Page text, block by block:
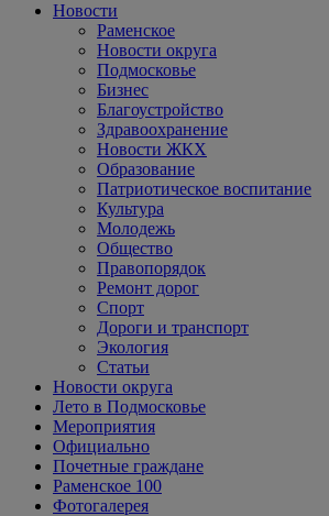
Новости
Раменское
Новости округа
Подмосковье
Бизнес
Благоустройство
Здравоохранение
Новости ЖКХ
Образование
Патриотическое воспитание
Культура
Молодежь
Общество
Правопорядок
Ремонт дорог
Спорт
Дороги и транспорт
Экология
Статьи
Новости округа
Лето в Подмосковье
Мероприятия
Официально
Почетные граждане
Раменское 100
Фотогалерея